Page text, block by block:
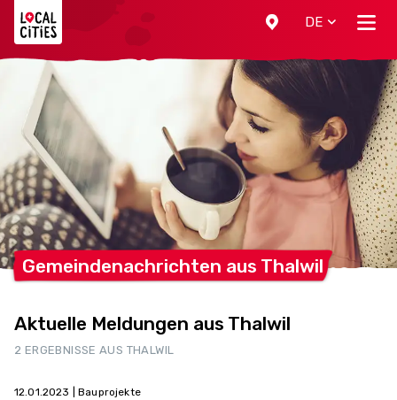
DE
Gemeindenachrichten aus Thalwil
Aktuelle Meldungen aus Thalwil
2 ERGEBNISSE AUS THALWIL
12.01.2023 | Bauprojekte